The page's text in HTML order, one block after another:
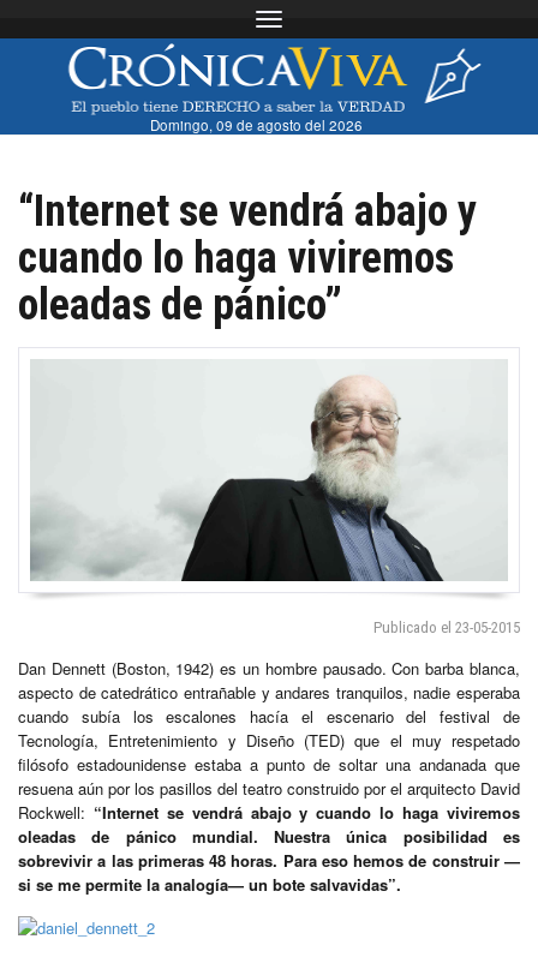
Toggle navigation
Domingo, 09 de agosto del 2026
“Internet se vendrá abajo y
cuando lo haga viviremos
oleadas de pánico”
Publicado el 23-05-2015
Dan Dennett (Boston, 1942) es un hombre pausado. Con barba blanca,
aspecto de catedrático entrañable y andares tranquilos, nadie esperaba
cuando subía los escalones hacía el escenario del festival de
Tecnología, Entretenimiento y Diseño (TED) que el muy respetado
filósofo estadounidense estaba a punto de soltar una andanada que
resuena aún por los pasillos del teatro construido por el arquitecto David
Rockwell: “Internet se vendrá abajo y cuando lo haga viviremos
oleadas de pánico mundial. Nuestra única posibilidad es
sobrevivir a las primeras 48 horas. Para eso hemos de construir —
si se me permite la analogía— un bote salvavidas”.